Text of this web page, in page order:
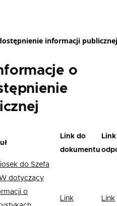
informacji publicznej
o
Link do
dokumentu
do Szefa
dotyczący
o
Link Link